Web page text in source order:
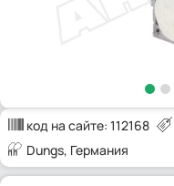
код на сайте: 112168
Dungs, Германия